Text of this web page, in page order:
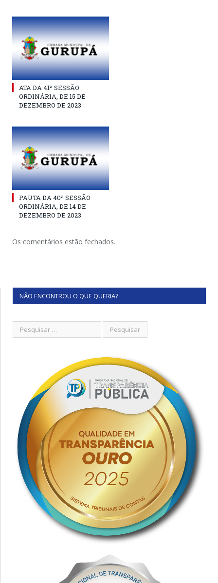
ATA DA 41ª SESSÃO
ORDINÁRIA, DE 15 DE
DEZEMBRO DE 2023
PAUTA DA 40ª SESSÃO
ORDINÁRIA, DE 14 DE
DEZEMBRO DE 2023
Os comentários estão fechados.
NÃO ENCONTROU O QUE QUERIA?